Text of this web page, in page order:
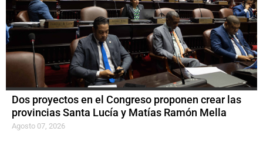
Dos proyectos en el Congreso proponen crear las
provincias Santa Lucía y Matías Ramón Mella
Agosto 07, 2026